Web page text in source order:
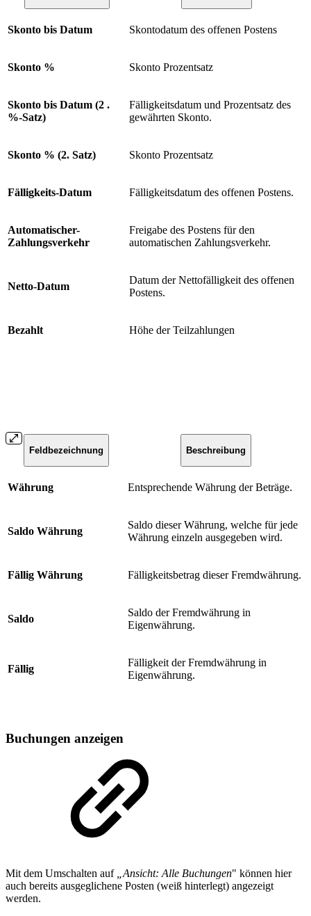
Skonto bis Datum Skontodatum des offenen Postens
Skonto % Skonto Prozentsatz
Skonto bis Datum (2 .
%-Satz)
Fälligkeitsdatum und Prozentsatz des
gewährten Skonto.
Skonto % (2. Satz) Skonto Prozentsatz
Fälligkeits-Datum Fälligkeitsdatum des offenen Postens.
Automatischer-
Zahlungsverkehr
Freigabe des Postens für den
automatischen Zahlungsverkehr.
Netto-Datum
Datum der Nettofälligkeit des offenen
Postens.
Bezahlt Höhe der Teilzahlungen
Feldbezeichnung Beschreibung
Währung Entsprechende Währung der Beträge.
Saldo Währung
Saldo dieser Währung, welche für jede
Währung einzeln ausgegeben wird.
Fällig Währung Fälligkeitsbetrag dieser Fremdwährung.
Saldo
Saldo der Fremdwährung in
Eigenwährung.
Fällig
Fälligkeit der Fremdwährung in
Eigenwährung.
Buchungen anzeigen
Mit dem Umschalten auf „Ansicht: Alle Buchungen" können hier
auch bereits ausgeglichene Posten (weiß hinterlegt) angezeigt
werden.